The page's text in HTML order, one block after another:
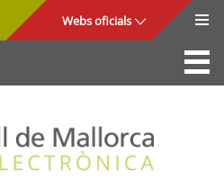
Webs oficials
La Seu
Consell de Mallorca
Accés i seguretat